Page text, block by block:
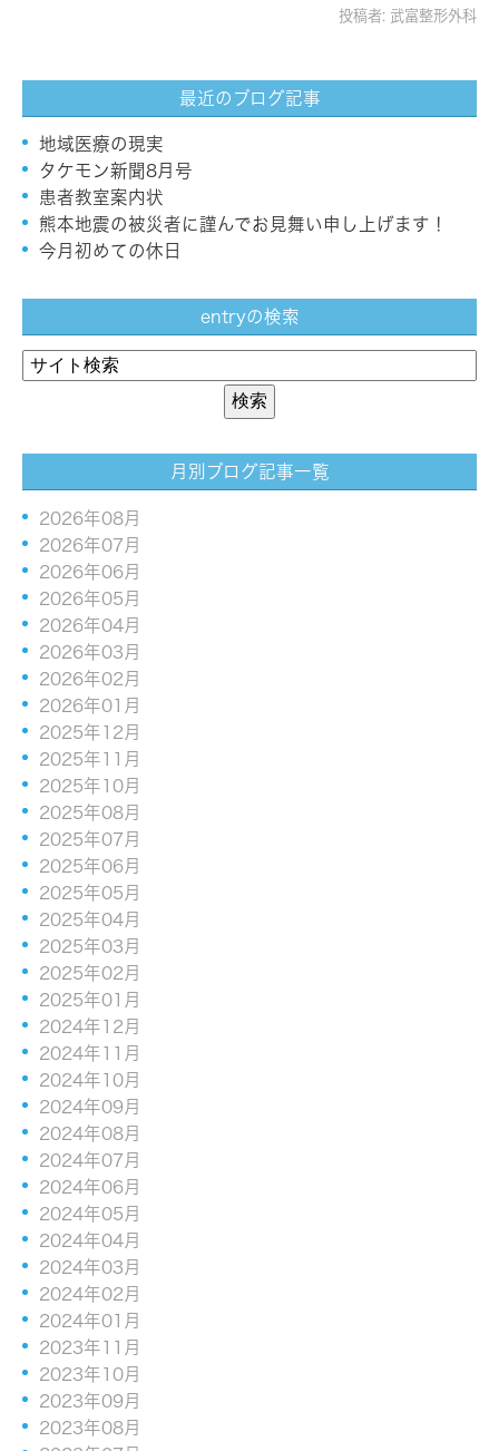
投稿者: 武富整形外科
最近のブログ記事
地域医療の現実
タケモン新聞8月号
患者教室案内状
熊本地震の被災者に謹んでお見舞い申し上げます！
今月初めての休日
entryの検索
月別ブログ記事一覧
2026年08月
2026年07月
2026年06月
2026年05月
2026年04月
2026年03月
2026年02月
2026年01月
2025年12月
2025年11月
2025年10月
2025年08月
2025年07月
2025年06月
2025年05月
2025年04月
2025年03月
2025年02月
2025年01月
2024年12月
2024年11月
2024年10月
2024年09月
2024年08月
2024年07月
2024年06月
2024年05月
2024年04月
2024年03月
2024年02月
2024年01月
2023年11月
2023年10月
2023年09月
2023年08月